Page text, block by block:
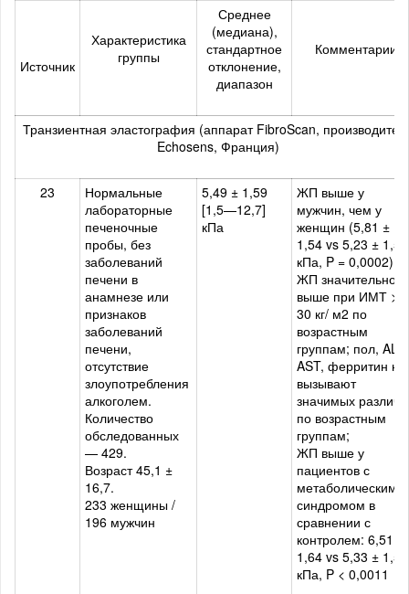
Источник
Характеристика
группы
Среднее
(медиана),
стандартное
отклонение,
диапазон
Комментарии
Транзиентная эластография (аппарат FibroScan,
Echosens, Франция)
23
Нормальные
лабораторные
печеночные
пробы, без
заболеваний
печени в
анамнезе или
признаков
заболеваний
печени,
отсутствие
злоупотребления
алкоголем.
Количество
обследованных
— 429.
Возраст 45,1 ±
16,7.
233 женщины /
196 мужчин
5,49 ± 1,59
[1,5—12,7]
кПа
ЖП выше у
мужчин, чем у
женщин (5,81 ±
1,54 vs 5,23 ± 1,59
кПа, P = 0,0002).
ЖП значительно
выше при ИМТ >
30 кг/ м2 по
возрастным
группам; пол, ALT,
AST, ферритин не
вызывают
значимых
по возрастным
группам;
ЖП выше у
пациентов с
метаболическим
синдромом в
сравнении с
контролем: 6,51 ±
1,64 vs 5,33 ± 1,51
кПа, P < 0,0011